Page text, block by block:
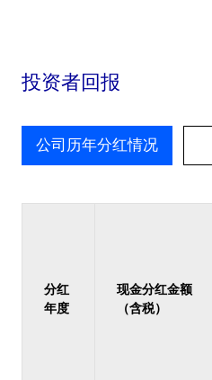
投资者回报
公司历年分红情况
分红
年度
现金分红金额
（含税）